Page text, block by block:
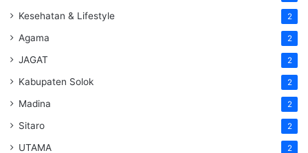
Kesehatan & Lifestyle 2
Agama 2
JAGAT 2
Kabupaten Solok 2
Madina 2
Sitaro 2
UTAMA 2